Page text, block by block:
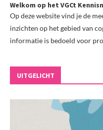
Welkom op het VGCt
Op deze website vind je de
inzichten op het gebied van
informatie is bedoeld voor
UITGELICHT